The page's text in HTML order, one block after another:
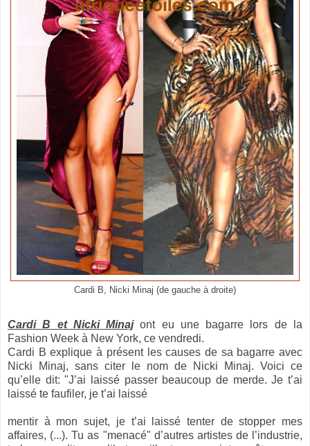
Cardi B, Nicki Minaj (de gauche à droite)
Cardi B et Nicki Minajont eu une bagarre lors de la
Fashion Week à New York, ce vendredi.
Cardi B explique à présent les causes de sa bagarre avec
Nicki Minaj, sans citer le nom de Nicki Minaj. Voici ce
qu’elle dit: "J’ai laissé passer beaucoup de merde. Je t’ai
laissé te faufiler, je t’ai laissé
mentir à mon sujet, je t’ai laissé tenter de stopper mes
affaires, (...). Tu as "menacé" d’autres artistes de l’industrie,